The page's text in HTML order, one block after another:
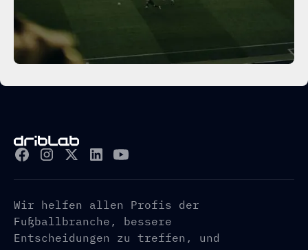
Wir helfen allen Profis der
Fußballbranche, bessere
Entscheidungen zu treffen, und